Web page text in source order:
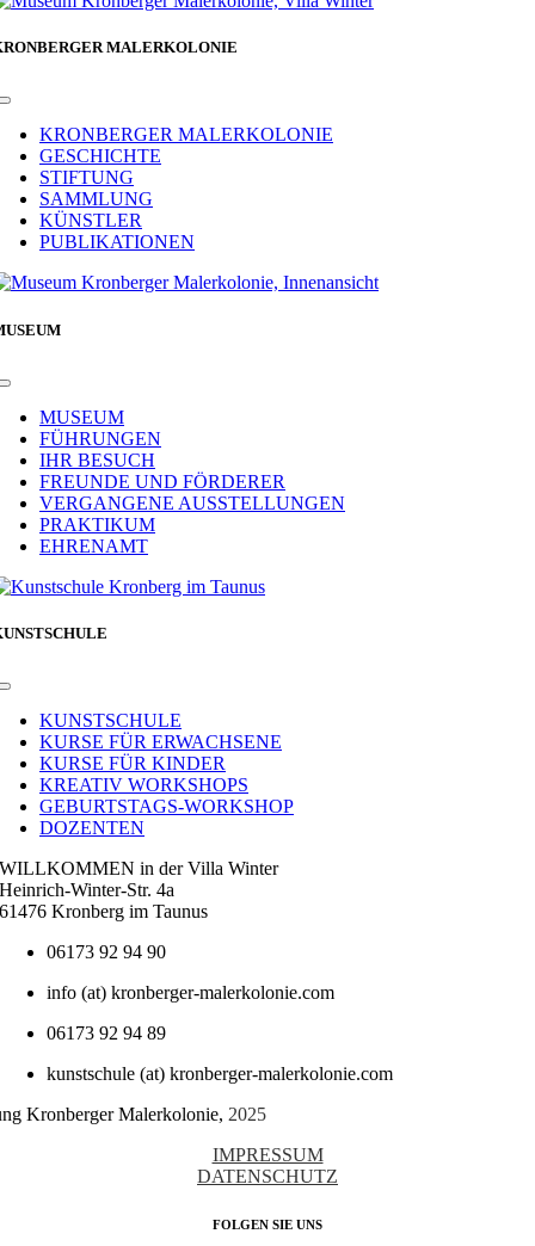
MALERKOLONIE
Toggle
NavigationKRONBERGER MALERKOLONIE
GESCHICHTE
STIFTUNG
SAMMLUNG
KÜNSTLER
PUBLIKATIONEN
Toggle
NavigationMUSEUM
FÜHRUNGEN
IHR BESUCH
FREUNDE UND FÖRDERER
VERGANGENE AUSSTELLUNGEN
PRAKTIKUM
EHRENAMT
Toggle
NavigationKUNSTSCHULE
KURSE FÜR ERWACHSENE
KURSE FÜR KINDER
KREATIV WORKSHOPS
GEBURTSTAGS-WORKSHOP
DOZENTEN
WILLKOMMEN in der Villa Winter
Heinrich-Winter-Str. 4a
61476 Kronberg im Taunus
06173 92 94 90
info (at) kronberger-malerkolonie.com
06173 92 94 89
kunstschule (at) kronberger-malerkolonie.com
Kronberger Malerkolonie, 2025
IMPRESSUM
DATENSCHUTZ
FOLGEN SIE UNS